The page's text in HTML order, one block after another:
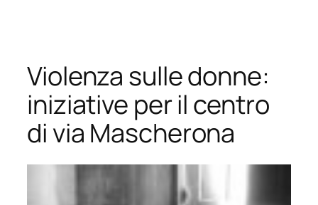
contenuto
Violenza sulle donne:
iniziative per il centro
di via Mascherona